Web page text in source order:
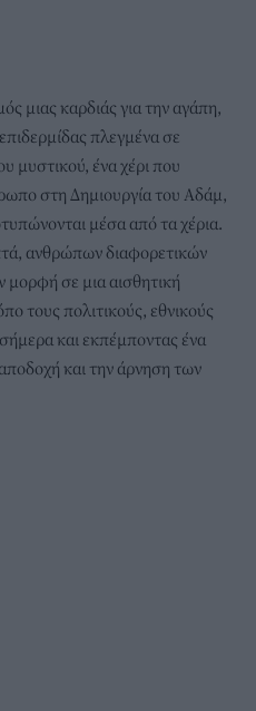
μιας καρδιάς για την αγάπη,
πλεγμένα σε
μυστικού, ένα χέρι που
στη Δημιουργία του Αδάμ,
μέσα από τα χέρια.
ανθρώπων διαφορετικών
μορφή σε μια αισθητική
τους πολιτικούς, εθνικούς
και εκπέμποντας ένα
και την άρνηση των